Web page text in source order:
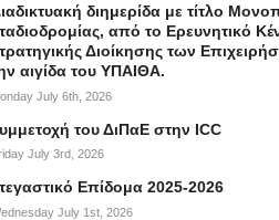
διημερίδα με τίτλο
από το Ερευνητικό
Διοίκησης των
αιγίδα του ΥΠΑΙΘΑ.
July 6th, 2026
του ΔιΠαΕ στην ICC
July 3rd, 2026
Επίδομα 2025-2026
July 1st, 2026